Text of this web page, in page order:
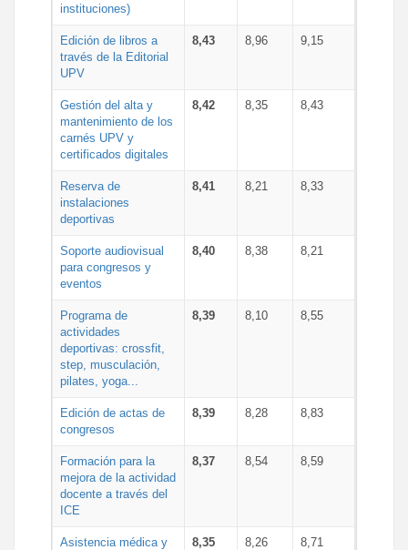
instituciones)
Edición de libros a
través de la Editorial
UPV
8,43 8,96 9,15
Gestión del alta y
mantenimiento de los
carnés UPV y
certificados digitales
8,42 8,35 8,43
Reserva de
instalaciones
deportivas
8,41 8,21 8,33
Soporte audiovisual
para congresos y
eventos
8,40 8,38 8,21
Programa de
actividades
deportivas: crossfit,
step, musculación,
pilates, yoga...
8,39 8,10 8,55
Edición de actas de
congresos
8,39 8,28 8,83
Formación para la
mejora de la actividad
docente a través del
ICE
8,37 8,54 8,59
Asistencia médica y
8,35 8,26 8,71